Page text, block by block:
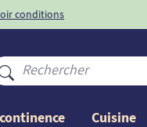
conditions
Cuisine